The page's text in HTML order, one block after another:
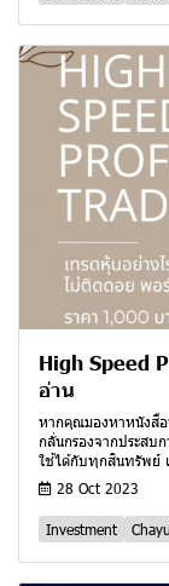
High Speed
อ่าน
หากคุณมองหาหนังสือ
กลั่นกรองจากประสบ
ใช้ได้กับทุกสินทรัพย์
28 Oct 2023
Investment